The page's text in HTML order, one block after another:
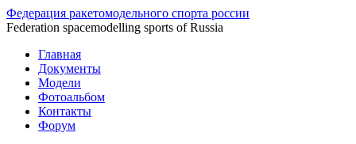
Федерация ракетомодельного спорта россии
Federation spacemodelling sports of Russia
Главная
Документы
Модели
Фотоальбом
Контакты
Форум